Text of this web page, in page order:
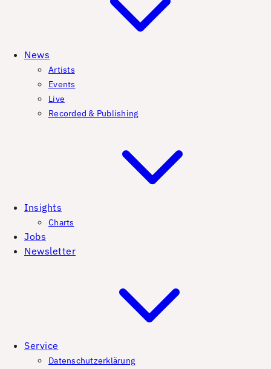
News
Artists
Events
Live
Recorded & Publishing
Insights
Charts
Jobs
Newsletter
Service
Datenschutzerklärung